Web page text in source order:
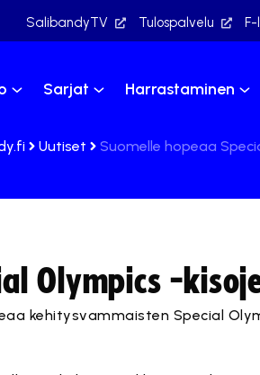
SalibandyTV Tulospalvelu
Sarjat Harrastaminen
Uutiset Suomelle hopeaa
Olympics -
kehitysvammaisten Special